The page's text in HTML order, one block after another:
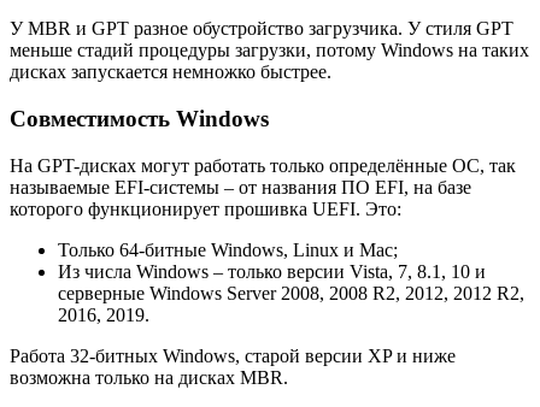
У MBR и GPT разное обустройство загрузчика. У стиля GPT
меньше стадий процедуры загрузки, потому Windows на таких
дисках запускается немножко быстрее.
Совместимость Windows
На GPT-дисках могут работать только определённые ОС, так
называемые EFI-системы – от названия ПО EFI, на базе
которого функционирует прошивка UEFI. Это:
Только 64-битные Windows, Linux и Mac;
Из числа Windows – только версии Vista, 7, 8.1, 10 и
серверные Windows Server 2008, 2008 R2, 2012, 2012 R2,
2016, 2019.
Работа 32-битных Windows, старой версии XP и ниже
возможна только на дисках MBR.